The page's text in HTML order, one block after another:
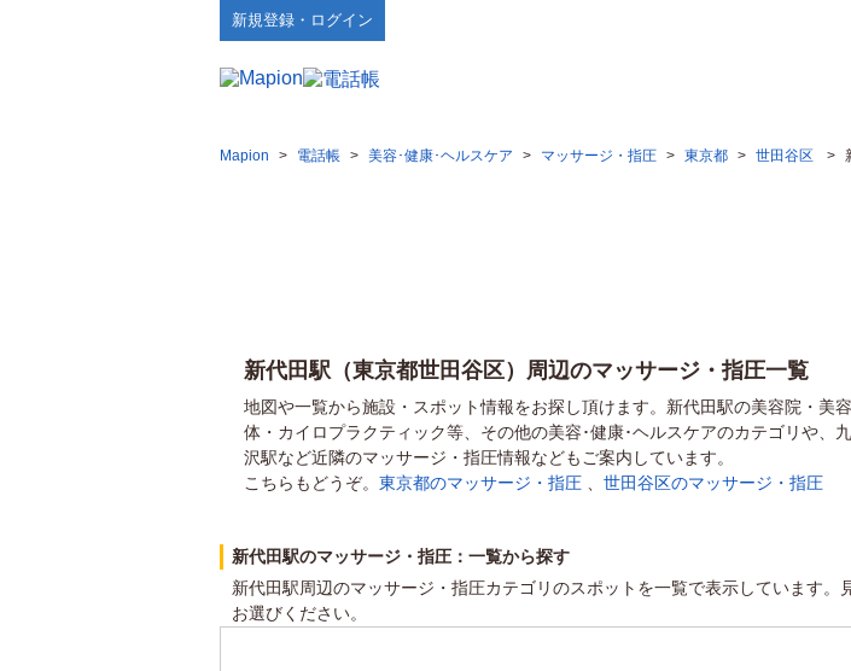
新規登録・ログイン
Mapion > 電話帳 > 美容･健康･ヘルスケア > マッサージ・指圧 > 東京都 > 世田谷区 >
新代田駅（東京都世田谷区）周辺のマッサージ・指圧一覧
地図や一覧から施設・スポット情報をお探し頂けます。新代田駅の美容院・美
体・カイロプラクティック等、その他の美容･健康･ヘルスケアのカテゴリや、
沢駅など近隣のマッサージ・指圧情報などもご案内しています。
こちらもどうぞ。 東京都のマッサージ・指圧 世田谷区のマッサージ・指圧
新代田駅のマッサージ・指圧：一覧から探す
新代田駅周辺のマッサージ・指圧カテゴリのスポットを一覧で表示しています。
お選びください。